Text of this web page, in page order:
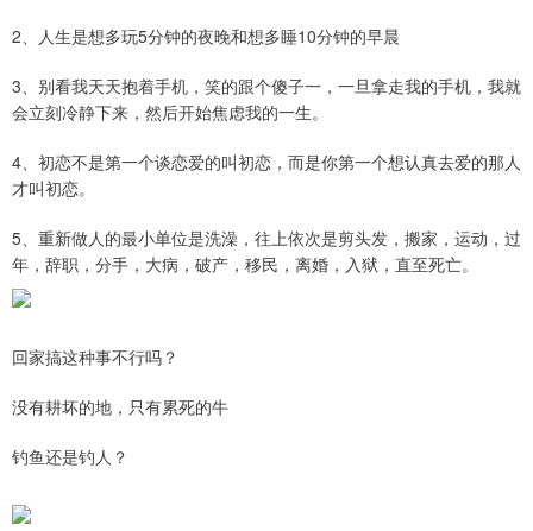
2、人生是想多玩5分钟的夜晚和想多睡10分钟的早晨
3、别看我天天抱着手机，笑的跟个傻子一，一旦拿走我的手机，我就
会立刻冷静下来，然后开始焦虑我的一生。
4、初恋不是第一个谈恋爱的叫初恋，而是你第一个想认真去爱的那人
才叫初恋。
5、重新做人的最小单位是洗澡，往上依次是剪头发，搬家，运动，过
年，辞职，分手，大病，破产，移民，离婚，入狱，直至死亡。
回家搞这种事不行吗？
没有耕坏的地，只有累死的牛
钓鱼还是钓人？